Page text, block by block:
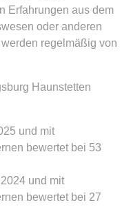
Erfahrungen aus dem
oder anderen
regelmäßig von
Haunstetten
und mit
bewertet bei 53
und mit
bewertet bei 27